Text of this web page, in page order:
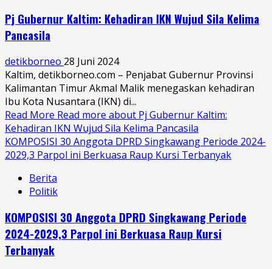
Pj Gubernur Kaltim: Kehadiran IKN Wujud Sila Kelima
Pancasila
detikborneo 28 Juni 2024
Kaltim, detikborneo.com – Penjabat Gubernur Provinsi
Kalimantan Timur Akmal Malik menegaskan kehadiran
Ibu Kota Nusantara (IKN) di...
Read More Read more about Pj Gubernur Kaltim:
Kehadiran IKN Wujud Sila Kelima Pancasila
KOMPOSISI 30 Anggota DPRD Singkawang Periode 2024-
2029,3 Parpol ini Berkuasa Raup Kursi Terbanyak
Berita
Politik
KOMPOSISI 30 Anggota DPRD Singkawang Periode
2024-2029,3 Parpol ini Berkuasa Raup Kursi
Terbanyak